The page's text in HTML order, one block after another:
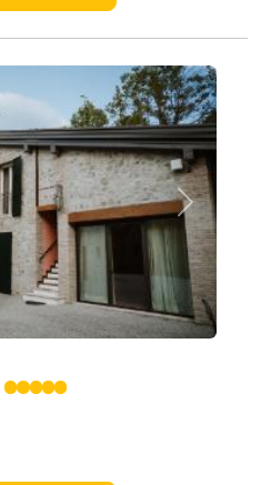
Weiter